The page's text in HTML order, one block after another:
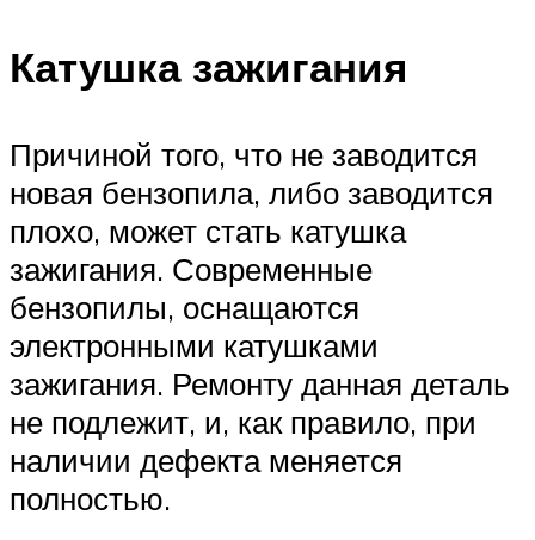
Катушка зажигания
Причиной того, что не заводится
новая бензопила, либо заводится
плохо, может стать катушка
зажигания. Современные
бензопилы, оснащаются
электронными катушками
зажигания. Ремонту данная деталь
не подлежит, и, как правило, при
наличии дефекта меняется
полностью.